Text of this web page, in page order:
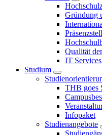
Gründung
Qualität
IT Services
Studium
THB goes
Infopaket
Studienangebote